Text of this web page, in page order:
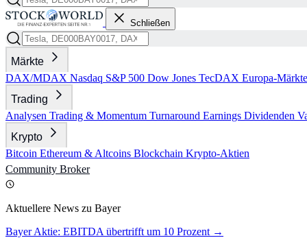
Schließen
Märkte
DAX/MDAX Nasdaq S&P 500 Dow Jones TecDAX Europa-
Trading
Analysen Trading & Momentum Turnaround Earnings Dividenden
Krypto
Bitcoin Ethereum & Altcoins Blockchain Krypto-Aktien
Community Broker
Aktuellere News zu Bayer
Bayer Aktie: EBITDA übertrifft um 10 Prozent →